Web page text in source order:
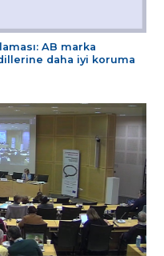
AB marka
daha iyi koruma